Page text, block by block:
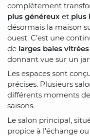
complètement
plus généreux et plus
désormais la maison
ouest. C’est une
de larges baies vitrées
donnant vue sur un
Les espaces sont
précises. Plusieurs
différents moments
saisons.
Le salon principal,
propice à l’échange